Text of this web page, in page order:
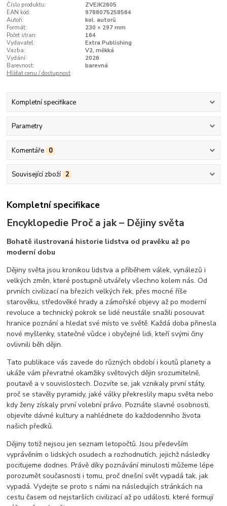
Číslo produktu:
ZVEJK2605
EAN kód:
9788075258564
Autoři:
kol. autorů
Formát:
230 × 297 mm
Počet stran:
164
Vydavatel:
Extra Publishing
Vazba:
V2, měkká
Vydání:
2026
Barevnost:
barevná
Hlídat cenu / dostupnost
Kompletní specifikace
Parametry
Komentáře 0
Související zboží 2
Kompletní specifikace
Encyklopedie Proč a jak – Dějiny světa
Bohatě ilustrovaná historie lidstva od pravěku až po
moderní dobu
Dějiny světa jsou kronikou lidstva a příběhem válek, vynálezů i
velkých změn, které postupně utvářely všechno kolem nás. Od
prvních civilizací na březích velkých řek, přes mocné říše
starověku, středověké hrady a zámořské objevy až po moderní
revoluce a technický pokrok se lidé neustále snažili posouvat
hranice poznání a hledat své místo ve světě. Každá doba přinesla
nové myšlenky, statečné vůdce i obyčejné lidi, kteří svými činy
ovlivnili běh dějin.
Tato publikace vás zavede do různých období i koutů planety a
ukáže vám převratné okamžiky světových dějin srozumitelně,
poutavě a v souvislostech. Dozvíte se, jak vznikaly první státy,
proč se stavěly pyramidy, jaké války překreslily mapu světa nebo
kdy ženy získaly první volební právo. Poznáte slavné osobnosti,
objevíte dávné kultury a nahlédnete do každodenního života
našich předků.
Dějiny totiž nejsou jen seznam letopočtů. Jsou především
vyprávěním o lidských osudech a rozhodnutích, jejichž následky
pociťujeme dodnes. Právě díky poznávání minulosti můžeme lépe
porozumět současnosti i tomu, proč dnešní svět vypadá tak, jak
vypadá. Vydejte se proto s námi na následujích stránkách na
cestu časem od nejstarších civilizací až po události, které formují